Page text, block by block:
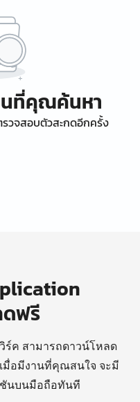
นที่คุณค้นหา
วจสอบตัวสะกดอีกครั้ง
ดฟรี
ร์ค สามารถดาวน์โหลด
เมื่อมีงานที่คุณสนใจ จะมี
ชันบนมือถือทันที